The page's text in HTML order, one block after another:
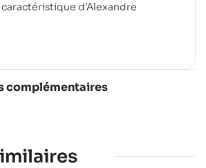
d’Alexandre
complémentaires